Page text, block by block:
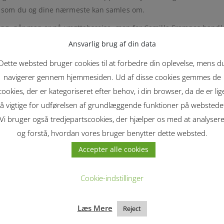
du og dine nærmeste kan samles om.
når man er på vægttabsrejse, men for Camilla Framnes
Denne kogebog er blevet til på baggrund af
og stadig hjælper, på vej mod et varigt vægttab gennem sit
Ansvarlig brug af din data
websted bruger cookies til at forbedre din oplevelse, mens
navigerer gennem hjemmesiden. Ud af disse cookies gemmes de
der er kategoriseret efter behov, i din browser, da de er
vigtige for udførelsen af grundlæggende funktioner på
Vi bruger også tredjepartscookies, der hjælper os med at analysere
og forstå, hvordan vores bruger benytter dette websted.
Accepter alle cookies
Cookie-indstillinger
Læs Mere Reject